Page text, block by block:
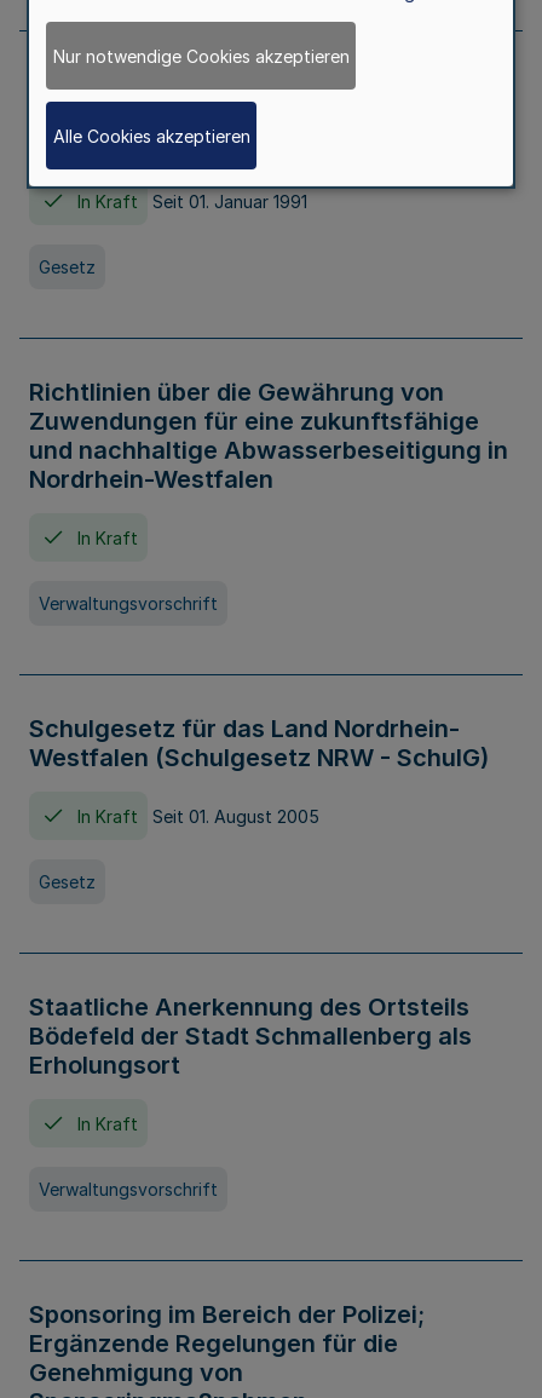
Erstes Gesetz zur Ausführung des
Kinder- und Jugendhilfegesetzes - AG -
KJHG -
In Kraft Seit 01. Januar 1991
Gesetz
Richtlinien über die Gewährung von
Zuwendungen für eine zukunftsfähige
und nachhaltige Abwasserbeseitigung in
Nordrhein-Westfalen
In Kraft
Verwaltungsvorschrift
Schulgesetz für das Land Nordrhein-
Westfalen (Schulgesetz NRW - SchulG)
In Kraft Seit 01. August 2005
Gesetz
Staatliche Anerkennung des Ortsteils
Bödefeld der Stadt Schmallenberg als
Erholungsort
In Kraft
Verwaltungsvorschrift
Sponsoring im Bereich der Polizei;
Ergänzende Regelungen für die
Genehmigung von
Nur notwendige Cookies akzeptieren
Alle Cookies akzeptieren